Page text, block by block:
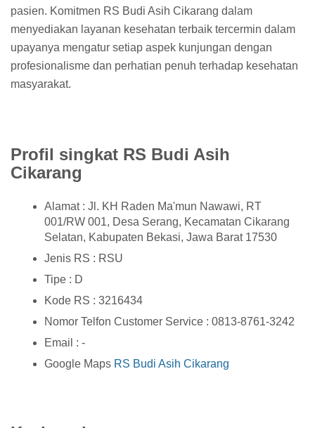
pasien. Komitmen RS Budi Asih Cikarang dalam
menyediakan layanan kesehatan terbaik tercermin dalam
upayanya mengatur setiap aspek kunjungan dengan
profesionalisme dan perhatian penuh terhadap kesehatan
masyarakat.
Profil singkat RS Budi Asih
Cikarang
Alamat : Jl. KH Raden Ma'mun Nawawi, RT
001/RW 001, Desa Serang, Kecamatan Cikarang
Selatan, Kabupaten Bekasi, Jawa Barat 17530
Jenis RS : RSU
Tipe : D
Kode RS : 3216434
Nomor Telfon Customer Service : 0813-8761-3242
Email : -
Google Maps RS Budi Asih Cikarang